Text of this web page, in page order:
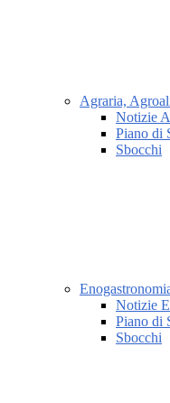
Agraria,
Notizie
Piano di
Sbocchi
Notizie
Piano di
Sbocchi